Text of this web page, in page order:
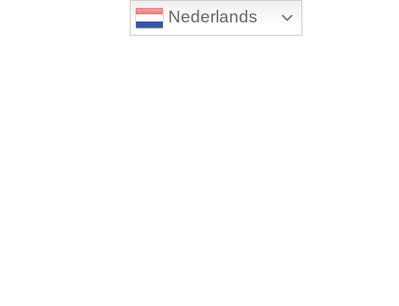
Nederlands